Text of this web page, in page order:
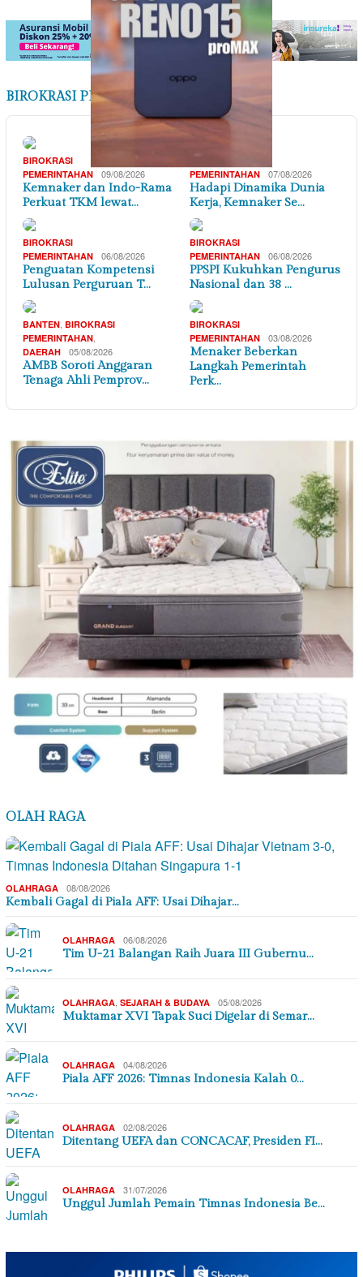
BIROKRASI PEMERINTAHAN
BIROKRASI
PEMERINTAHAN
09/08/2026
Kemnaker dan Indo-Rama
Perkuat TKM lewat…
PEMERINTAHAN
07/08/2026
Hadapi Dinamika Dunia
Kerja, Kemnaker Se…
BIROKRASI
PEMERINTAHAN
06/08/2026
Penguatan Kompetensi
Lulusan Perguruan T…
BIROKRASI
PEMERINTAHAN
06/08/2026
PPSPI Kukuhkan Pengurus
Nasional dan 38 …
BANTEN BIROKRASI
PEMERINTAHAN
DAERAH 05/08/2026
AMBB Soroti Anggaran
Tenaga Ahli Pemprov…
BIROKRASI
PEMERINTAHAN
03/08/2026
Menaker Beberkan
Langkah Pemerintah
Perk…
OLAH RAGA
OLAHRAGA 08/08/2026
Kembali Gagal di Piala AFF: Usai Dihajar…
OLAHRAGA 06/08/2026
Tim U-21 Balangan Raih Juara III Gubernu…
OLAHRAGA, SEJARAH & BUDAYA 05/08/2026
Muktamar XVI Tapak Suci Digelar di Semar…
OLAHRAGA 04/08/2026
Piala AFF 2026: Timnas Indonesia Kalah 0…
OLAHRAGA 02/08/2026
Ditentang UEFA dan CONCACAF, Presiden FI…
OLAHRAGA 31/07/2026
Unggul Jumlah Pemain Timnas Indonesia Be…